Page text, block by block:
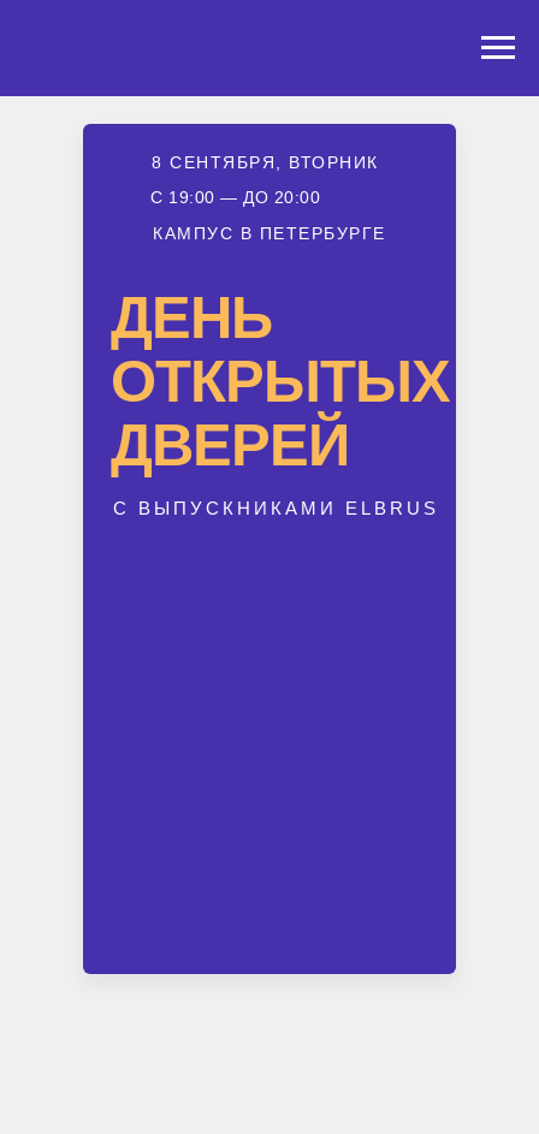
ДЕНЬ
ОТКРЫТЫХ
ДВЕРЕЙ
8 СЕНТЯБРЯ, ВТОРНИК
С 19:00 — ДО 20:00
С ВЫПУСКНИКАМИ ELBRUS
КАМПУС В ПЕТЕРБУРГЕ
События